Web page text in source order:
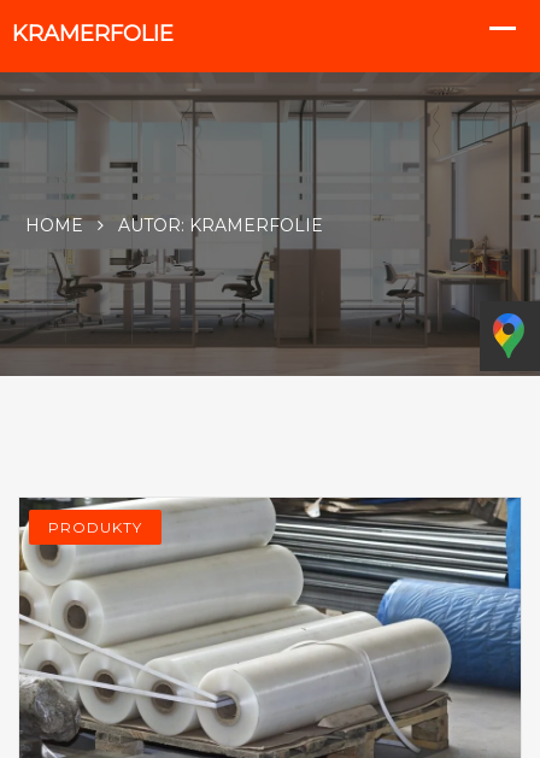
HOME AUTOR: KRAMERFOLIE
PRODUKTY